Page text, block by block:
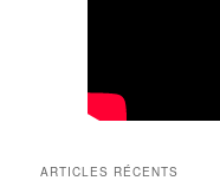
ARTICLES RÉCENTS